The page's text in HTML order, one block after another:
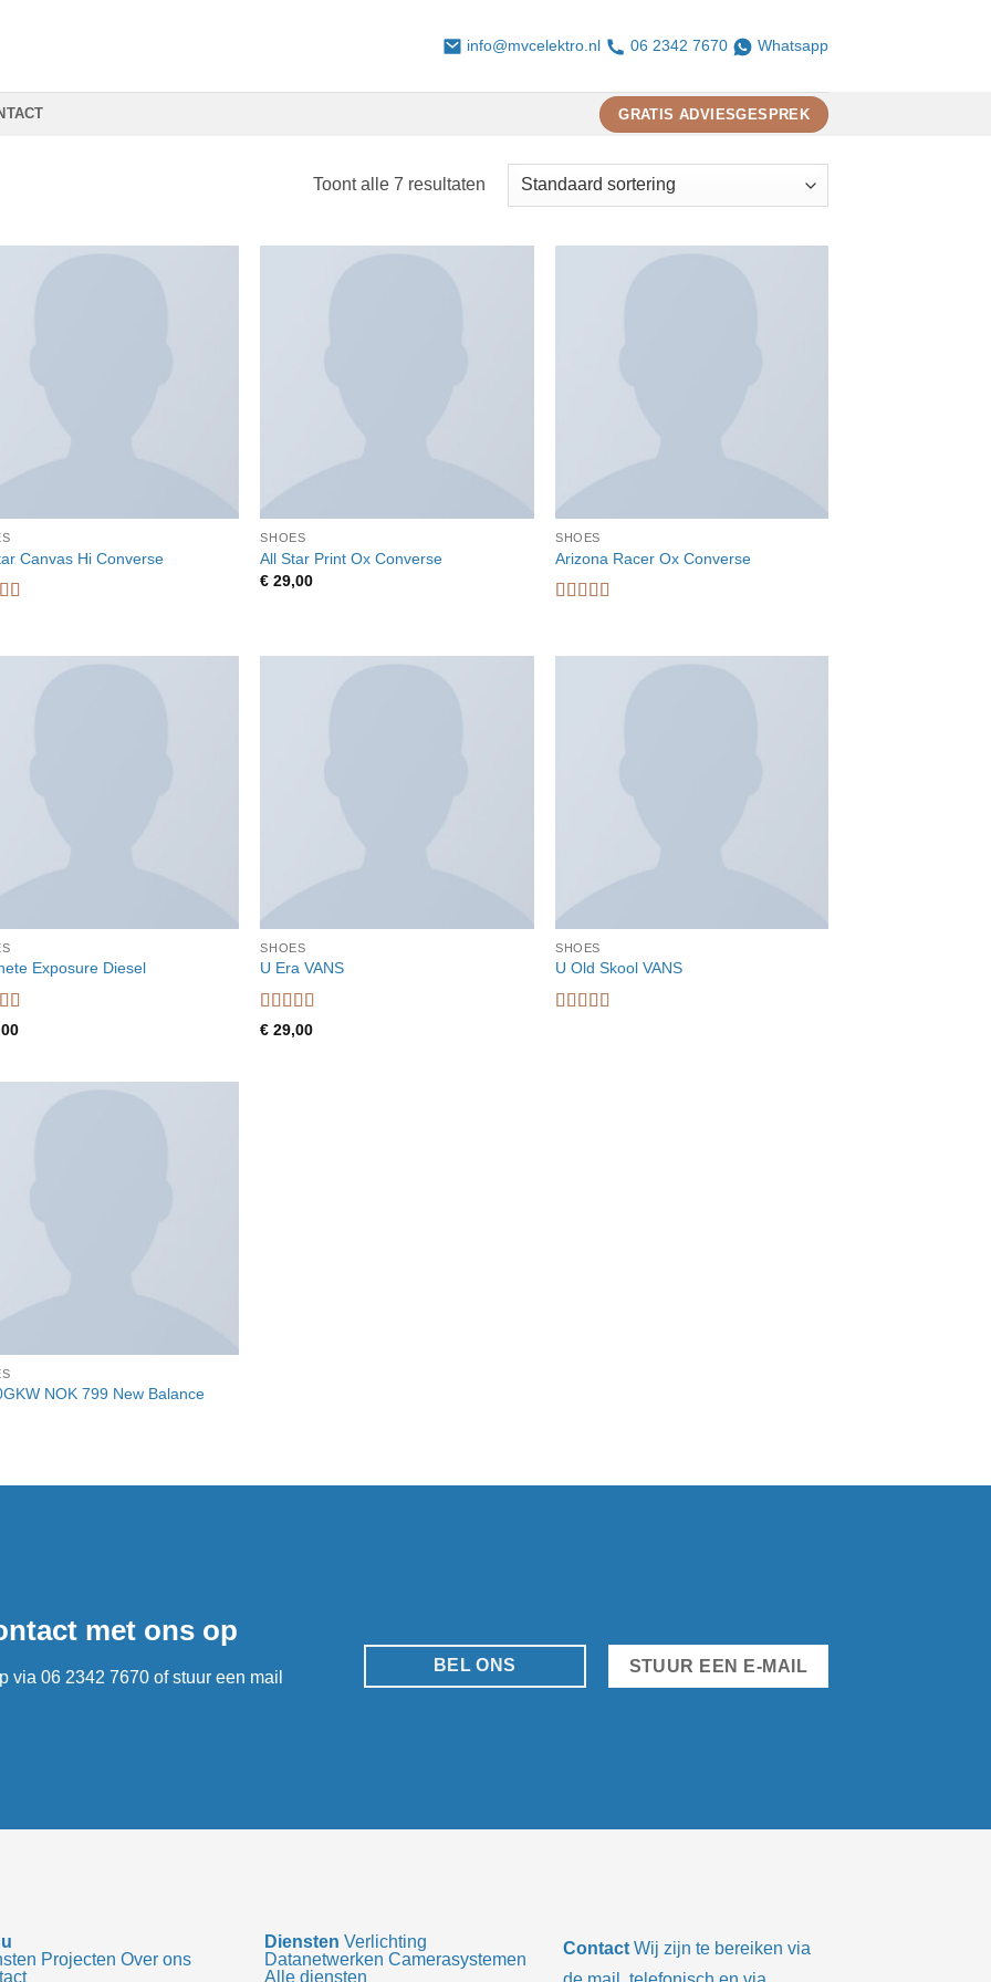
info@mvcelektro.nl 06 2342 7670 Whatsapp
GRATIS ADVIESGESPREK
Toont alle 7 resultaten
Canvas Hi Converse
SHOES
All Star Print Ox Converse
€ 29,00
SHOES
Arizona Racer Ox Converse
Exposure Diesel
SHOES
U Era VANS
Waardering
€ 29,00
SHOES
U Old Skool VANS
NOK 799 New Balance
met ons op
via 06 2342 7670 of stuur een mail
BEL ONS STUUR EEN E-MAIL
Projecten Over ons
Diensten Verlichting
Datanetwerken Camerasystemen
Alle diensten
Contact Wij zijn te bereiken via